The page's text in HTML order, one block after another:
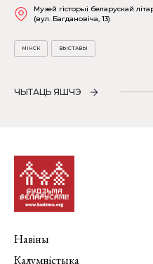
Музей гісторыі беларускай
(вул. Багдановіча, 13)
МІНСК ВЫСТАВЫ
ЧЫТАЦЬ ЯШЧЭ
Навіны
Калумністыка